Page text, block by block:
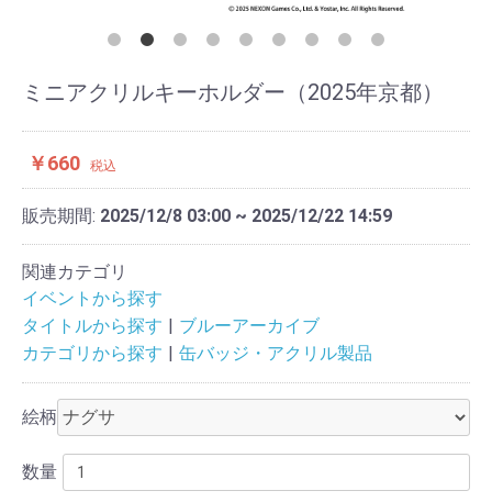
ミニアクリルキーホルダー（2025年京都）
￥660 税込
販売期間: 2025/12/8 03:00 ~ 2025/12/22 14:59
関連カテゴリ
イベントから探す
タイトルから探す
ブルーアーカイブ
カテゴリから探す
缶バッジ・アクリル製品
絵柄
数量